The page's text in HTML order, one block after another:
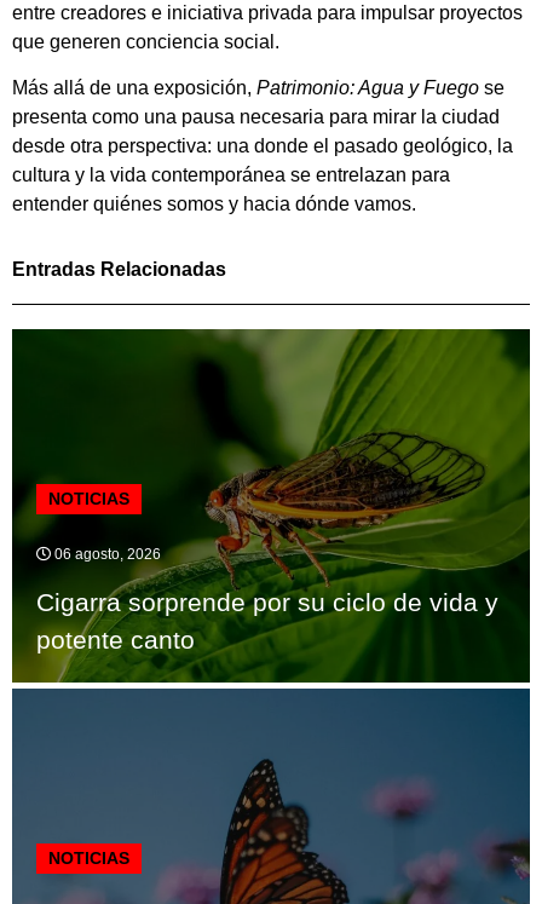
entre creadores e iniciativa privada para impulsar proyectos
que generen conciencia social.
Más allá de una exposición, Patrimonio: Agua y Fuego se
presenta como una pausa necesaria para mirar la ciudad
desde otra perspectiva: una donde el pasado geológico, la
cultura y la vida contemporánea se entrelazan para
entender quiénes somos y hacia dónde vamos.
Entradas Relacionadas
NOTICIAS
06 agosto, 2026
Cigarra sorprende por su ciclo de vida y
potente canto
NOTICIAS